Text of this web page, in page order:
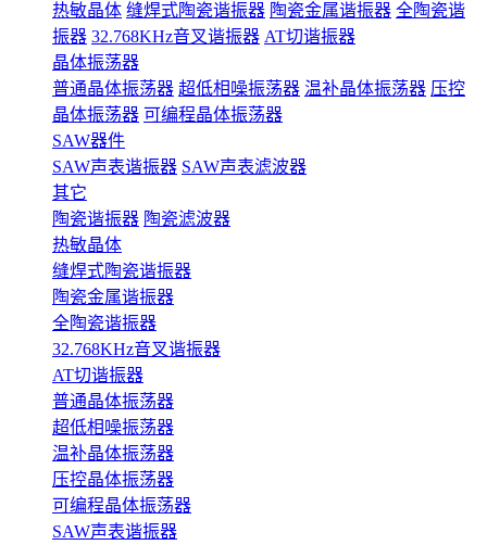
热敏晶体 缝焊式陶瓷谐振器 陶瓷金属谐振器 全陶瓷谐
振器 32.768KHz音叉谐振器 AT切谐振器
晶体振荡器
普通晶体振荡器 超低相噪振荡器 温补晶体振荡器 压控
晶体振荡器 可编程晶体振荡器
SAW器件
SAW声表谐振器 SAW声表滤波器
其它
陶瓷谐振器 陶瓷滤波器
热敏晶体
缝焊式陶瓷谐振器
陶瓷金属谐振器
全陶瓷谐振器
32.768KHz音叉谐振器
AT切谐振器
普通晶体振荡器
超低相噪振荡器
温补晶体振荡器
压控晶体振荡器
可编程晶体振荡器
SAW声表谐振器